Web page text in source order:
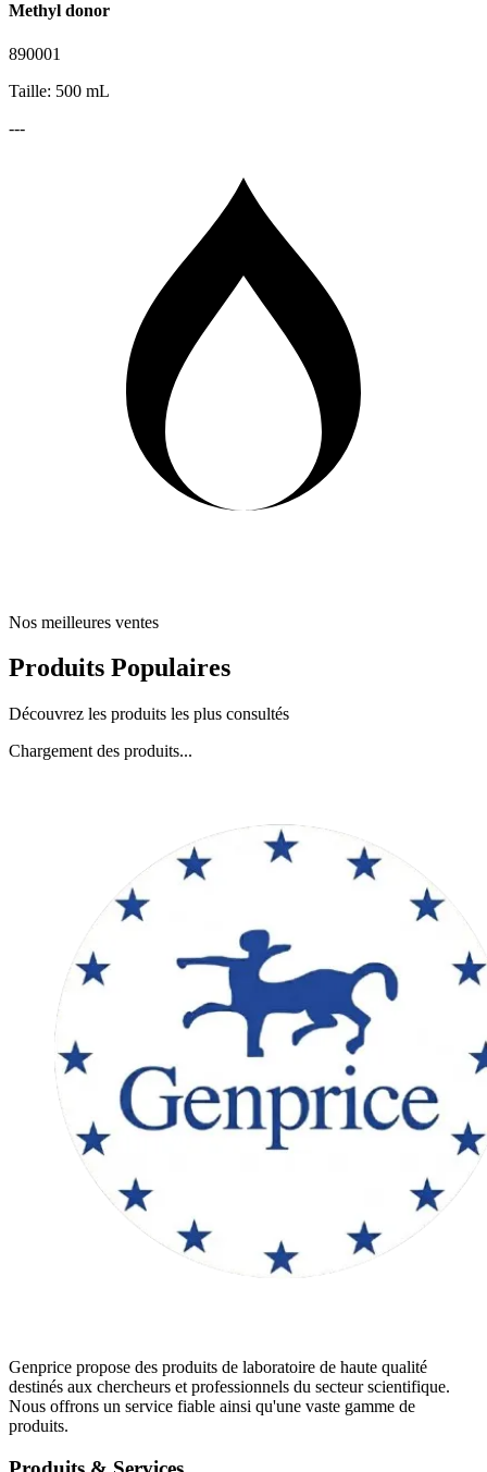
Methyl donor
890001
Taille: 500 mL
---
Nos meilleures ventes
Produits Populaires
Découvrez les produits les plus consultés
Chargement des produits...
Genprice propose des produits de laboratoire de haute qualité
destinés aux chercheurs et professionnels du secteur scientifique.
Nous offrons un service fiable ainsi qu'une vaste gamme de
produits.